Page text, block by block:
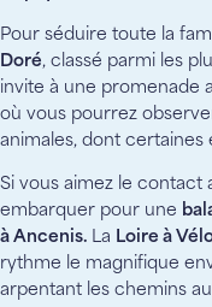
Pour séduire toute la
Doré, classé parmi les
invite à une
où vous pourrez
animales, dont certaines
Si vous aimez le contact
embarquer pour une
à Ancenis. La Loire à
rythme le magnifique
arpentant les chemins